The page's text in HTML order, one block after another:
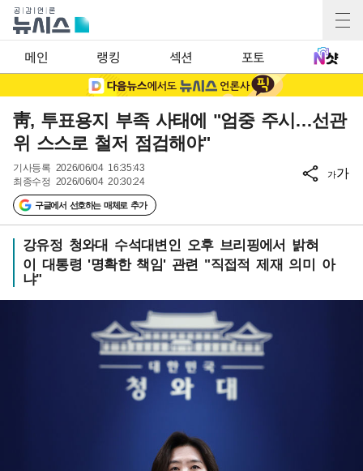
메인 랭킹 섹션 포토
靑, 투표용지 부족 사태에 "엄중 주시…선관
위 스스로 철저 점검해야"
기사등록 2026/06/04 16:35:43
최종수정 2026/06/04 20:30:24
구글에서 선호하는 매체로 추가
가가
강유정 청와대 수석대변인 오후 브리핑에서 밝혀
이 대통령 '명확한 책임' 관련 "직접적 제재 의미 아
냐"